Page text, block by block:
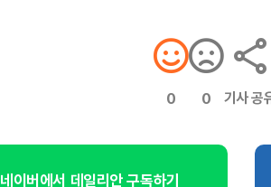
0 0 기사 공
네이버에서 데일리안 구독하기